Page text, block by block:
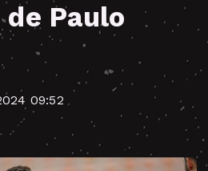
Paulo
09:52